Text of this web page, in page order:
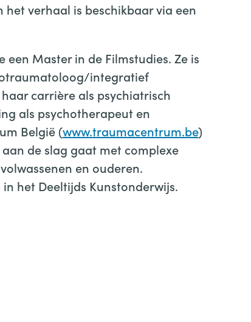
verhaal is beschikbaar via een
Master in de Filmstudies. Ze is
integratief
carrière als psychiatrisch
als psychotherapeut en
België (www.traumacentrum.be)
de slag gaat met complexe
en ouderen.
het Deeltijds Kunstonderwijs.